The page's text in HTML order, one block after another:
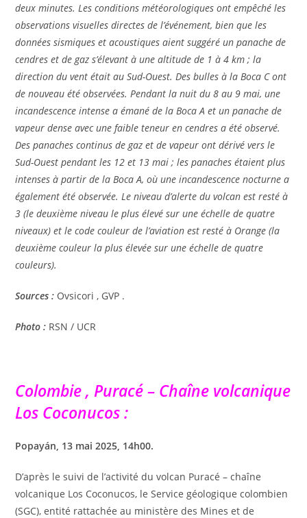
deux minutes. Les conditions météorologiques ont empêché les
observations visuelles directes de l’événement, bien que les
données sismiques et acoustiques aient suggéré un panache de
cendres et de gaz s’élevant à une altitude de 1 à 4 km ; la
direction du vent était au Sud-Ouest. Des bulles à la Boca C ont
de nouveau été observées. Pendant la nuit du 8 au 9 mai, une
incandescence intense a émané de la Boca A et un panache de
vapeur dense avec une faible teneur en cendres a été observé.
Des panaches continus de gaz et de vapeur ont dérivé vers le
Sud-Ouest pendant les 12 et 13 mai ; les panaches étaient plus
intenses à partir de la Boca A, où une incandescence nocturne a
également été observée. Le niveau d’alerte du volcan est resté à
3 (le deuxième niveau le plus élevé sur une échelle de quatre
niveaux) et le code couleur de l’aviation est resté à Orange (la
deuxième couleur la plus élevée sur une échelle de quatre
couleurs).
Sources : Ovsicori , GVP .
Photo : RSN / UCR
Colombie , Puracé – Chaîne volcanique
Los Coconucos :
Popayán, 13 mai 2025, 14h00.
D’après le suivi de l’activité du volcan Puracé – chaîne
volcanique Los Coconucos, le Service géologique colombien
(SGC), entité rattachée au ministère des Mines et de